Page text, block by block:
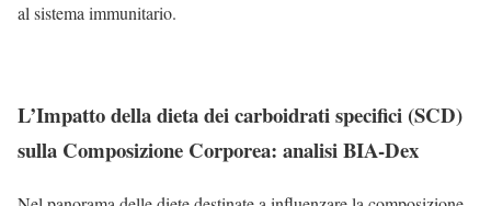
al sistema immunitario.
L’Impatto della dieta dei carboidrati specifici (SCD)
sulla Composizione Corporea: analisi BIA-Dex